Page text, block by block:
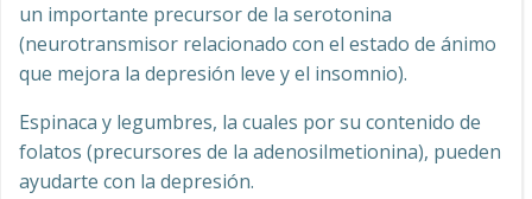
un importante precursor de la serotonina
(neurotransmisor relacionado con el estado de ánimo
que mejora la depresión leve y el insomnio).
Espinaca y legumbres, la cuales por su contenido de
folatos (precursores de la adenosilmetionina), pueden
ayudarte con la depresión.